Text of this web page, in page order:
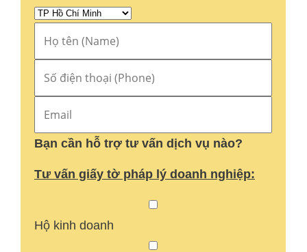
Bạn cần hỗ trợ tư vấn dịch vụ nào?
Tư vấn giấy tờ pháp lý doanh nghiệp:
Hộ kinh doanh